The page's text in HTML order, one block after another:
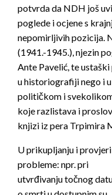
potvrda da NDH još
poglede i ocjene s
nepomirljivih pozicija.
(1941.-1945.), njezin
Ante Pavelić, te
u historiografiji nego i u
političkom i
koje razlistava i
knjizi iz pera Trpimira
U prikupljanju i
probleme: npr. pri
utvrđivanju točnog